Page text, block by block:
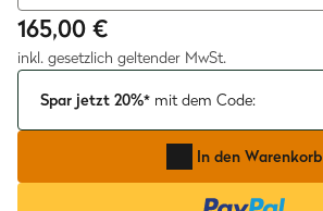
165,00 €
inkl. gesetzlich geltender MwSt.
Spar jetzt 20%* mit dem Code:
In den Warenkorb